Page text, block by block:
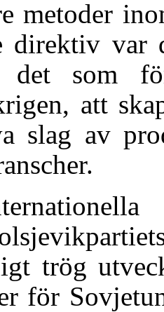
metoder
direktiv
det som
att
slag av
trög
för